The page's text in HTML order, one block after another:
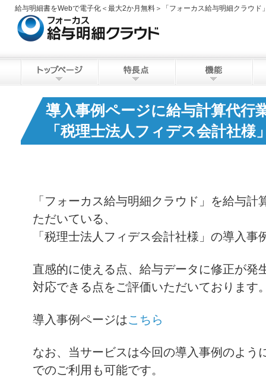
給与明細書をWebで電子化＜最大2か月無料＞「フォーカス給与明細クラウド
導入事例ページに給与計算代行
「税理士法人フィデス会計社様
「フォーカス給与明細クラウド」を給与計
ただいている、
「税理士法人フィデス会計社様」の導入事
直感的に使える点、給与データに修正が発
対応できる点をご評価いただいております
導入事例ページはこちら
なお、当サービスは今回の導入事例のよう
でのご利用も可能です。